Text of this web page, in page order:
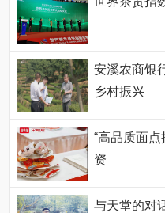
安溪农商银
乡村振兴
“高品质面
资
与天堂的